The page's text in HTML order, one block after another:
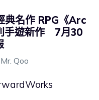
典名作 RPG《Arc
手遊新作 7月30
Mr. Qoo